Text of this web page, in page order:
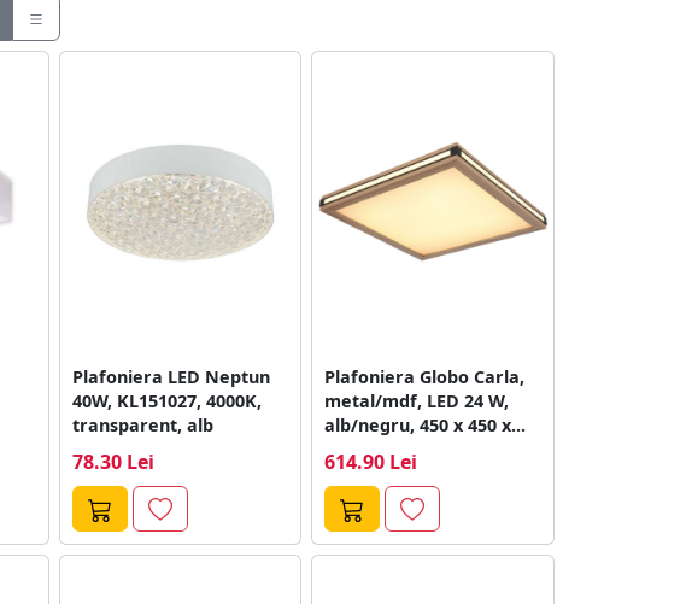
Plafoniera LED Neptun
40W, KL151027, 4000K,
transparent, alb
78.30 Lei
Plafoniera Globo Carla,
metal/mdf, LED 24 W,
alb/negru, 450 x 450 x...
614.90 Lei